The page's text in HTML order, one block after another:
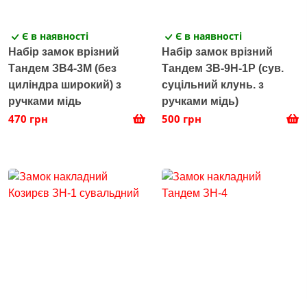
Є в наявності
Набір замок врізний
Тандем ЗВ4-3М (без
циліндра широкий) з
ручками мідь
470 грн
Є в наявності
Набір замок врізний
Тандем ЗВ-9Н-1Р (сув.
суцільний клунь. з
ручками мідь)
500 грн